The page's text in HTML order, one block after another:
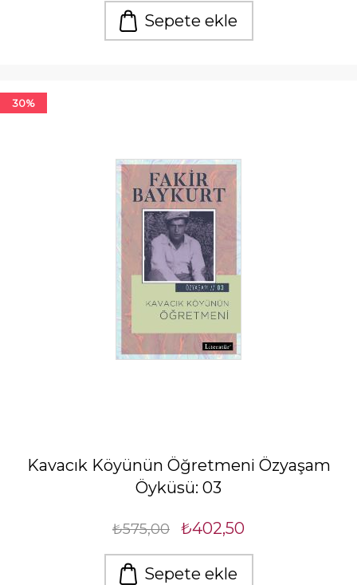
Sepete ekle
30%
Kavacık Köyünün Öğretmeni Özyaşam
Öyküsü: 03
₺575,00 ₺402,50
Sepete ekle